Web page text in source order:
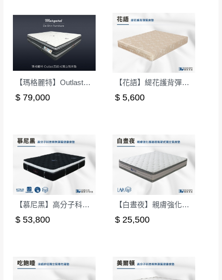
【瑪格麗特】Outlast五段式獨立筒床墊-5尺雙人(軟硬適中)｜德新 VIP 床墊
$ 79,000
【花語】緹花護背彈簧床墊-單人3.5尺
$ 5,600
【慕尼黑】高分子科技棉無彈簧健康床墊-雙人5尺(偏硬)｜德新 VIP 床墊
$ 53,800
【白晝夜】親膚強化護邊透氣硬式獨立筒床墊-單人3.5尺｜德新床墊
$ 25,500